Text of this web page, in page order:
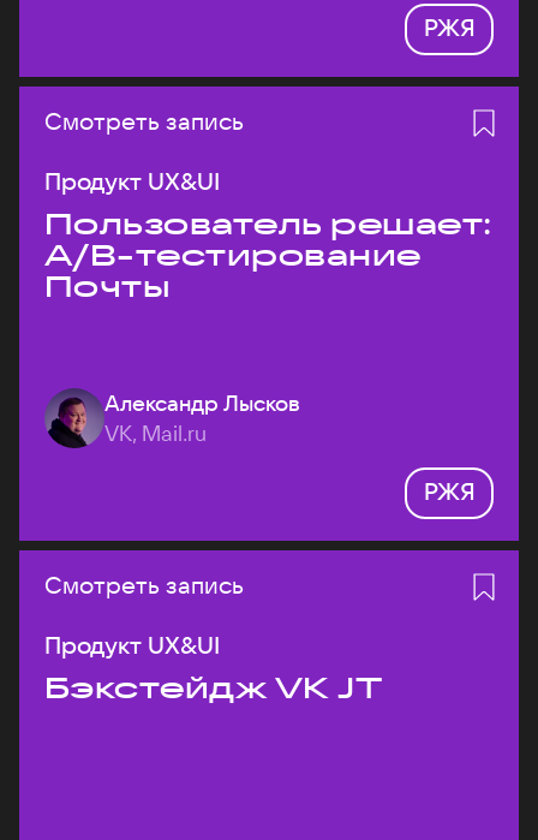
РЖЯ
Смотреть запись
Продукт UX&UI
Пользователь решает:
A/B-тестирование
Почты
Александр Лысков
VK, Mail.ru
РЖЯ
Смотреть запись
Продукт UX&UI
Бэкстейдж VK JT